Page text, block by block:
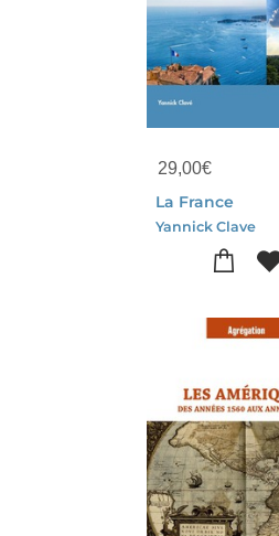
29,00€
La France
Yannick Clave